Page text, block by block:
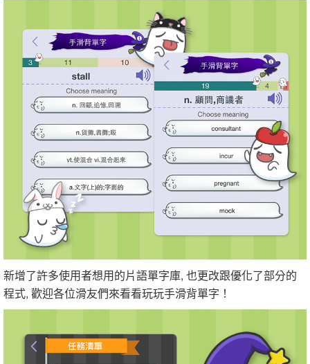
新增了許多使用者想用的片語單字庫, 也更改跟優化了部分的
程式, 歡迎各位滑友們來看看玩玩手滑背單字！